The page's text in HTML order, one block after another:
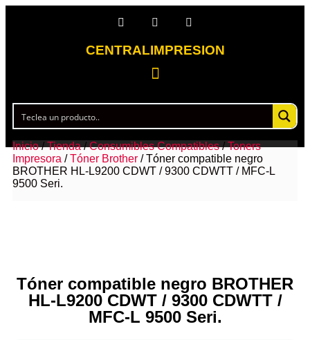
CENTRALIMPRESION
Inicio/Tienda/Consumibles Compatibles/Toners
Impresora /Tóner Brother / Tóner compatible negro
BROTHER HL-L9200 CDWT / 9300 CDWTT / MFC-L
9500 Seri.
Tóner compatible negro BROTHER
HL-L9200 CDWT / 9300 CDWTT /
MFC-L 9500 Seri.